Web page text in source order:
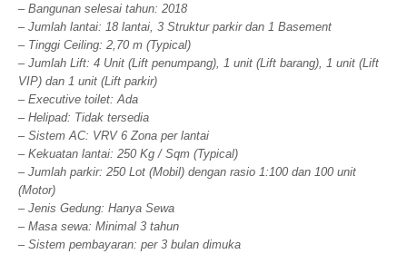
– Bangunan selesai tahun: 2018
– Jumlah lantai: 18 lantai, 3 Struktur parkir dan 1 Basement
– Tinggi Ceiling: 2,70 m (Typical)
– Jumlah Lift: 4 Unit (Lift penumpang), 1 unit (Lift barang), 1 unit (Lift
VIP) dan 1 unit (Lift parkir)
– Executive toilet: Ada
– Helipad: Tidak tersedia
– Sistem AC: VRV 6 Zona per lantai
– Kekuatan lantai: 250 Kg / Sqm (Typical)
– Jumlah parkir: 250 Lot (Mobil) dengan rasio 1:100 dan 100 unit
(Motor)
– Jenis Gedung: Hanya Sewa
– Masa sewa: Minimal 3 tahun
– Sistem pembayaran: per 3 bulan dimuka